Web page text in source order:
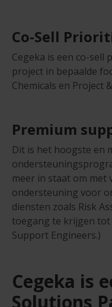
Co-Sell
Cegeka is een co-sell
project in bepaalde
Chemicals en Project
Premium
Dit is het hoogste en
meer in staat om met
ondersteuning voor
diensten zoals Risk
toegang te krijgen tot
Support Engineers.​)​
Cegeka is
Solutions